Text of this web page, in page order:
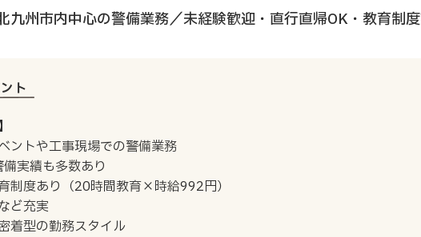
九州市内中心の警備業務／未経験歓迎・直行直帰OK・教育制
ントや工事現場での警備業務
実績も多数あり
制度あり（20時間教育×時給992円）
ど充実
着型の勤務スタイル